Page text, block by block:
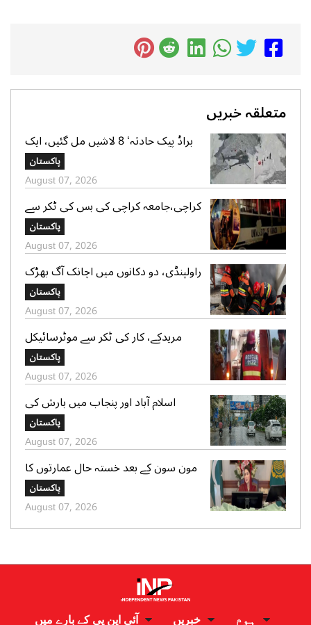
متعلقہ خبریں
براڈ پیک حادثہ‘ 8 لاشیں مل گئیں، ایک
تک رسائی مشکل، 2 کی تلاش جاری‘
صدر الپائن کلب
پاکستان
August 07, 2026
کراچی،جامعہ کراچی کی بس کی ٹکر سے
موٹر سائیکل سوار لڑکی جاں بحق،ڈرائیور
گرفتار
پاکستان
August 07, 2026
راولپنڈی، دو دکانوں میں اچانک آگ بھڑک
اٹھی، ریسکیو کی بروقت کارروائی، بڑا
نقصان ٹل گیا
پاکستان
August 07, 2026
مریدکے، کار کی ٹکر سے موٹرسائیکل
سوار 2 دوست جاں بحق، بچہ شدید
زخمی
پاکستان
August 07, 2026
اسلام آباد اور پنجاب میں بارش کی
پیشگوئی، کراچی میں بوندا باندی کا
امکان
پاکستان
August 07, 2026
مون سون کے بعد خستہ حال عمارتوں کا
سروے کرایا جائے، وزیراعلی پنجاب کی
ہدایت
پاکستان
August 07, 2026
ہوم خبریں آئی این پی کے بارے میں